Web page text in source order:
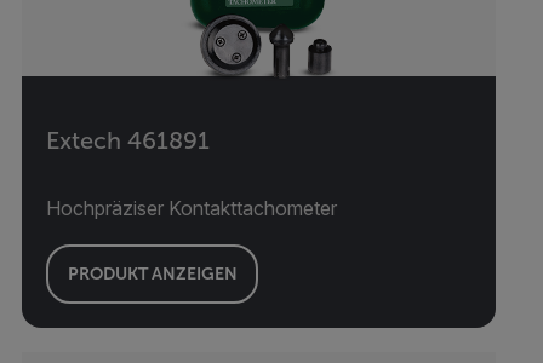
Extech 461891
Hochpräziser Kontakttachometer
PRODUKT ANZEIGEN